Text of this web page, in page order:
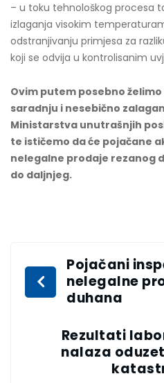
– u toku tehnološkog procesa
izlaganja visokim
odstranjivanju primjesa za
koji se odvija u kontrolisanim
Ovim putem posebno
saradnju i nesebično
Ministarstva unutrašnjih
te ističemo da će pojačane
nelegalne prodaje rezanog
do daljnjeg.
Pojačani
nelegalne
duhana
Rezultati
nalaza